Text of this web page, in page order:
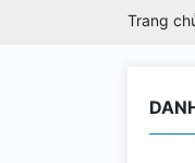
Trang